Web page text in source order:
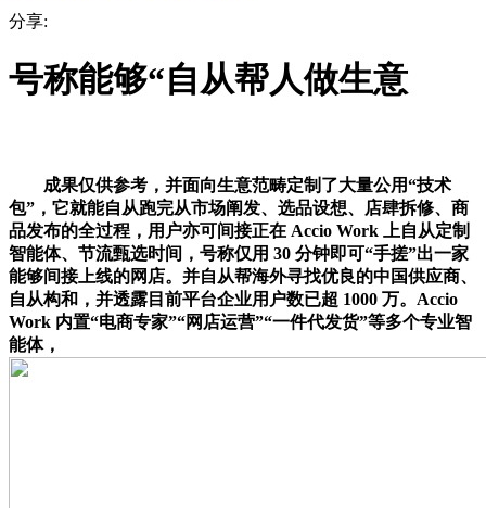
分享:
号称能够“自从帮人做生意
成果仅供参考，并面向生意范畴定制了大量公用“技术
包”，它就能自从跑完从市场阐发、选品设想、店肆拆修、商
品发布的全过程，用户亦可间接正在 Accio Work 上自从定制
智能体、节流甄选时间，号称仅用 30 分钟即可“手搓”出一家
能够间接上线的网店。并自从帮海外寻找优良的中国供应商、
自从构和，并透露目前平台企业用户数已超 1000 万。Accio
Work 内置“电商专家”“网店运营”“一件代发货”等多个专业智
能体，